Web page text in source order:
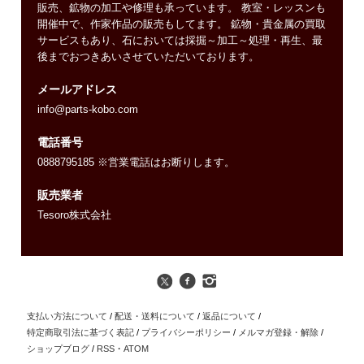
販売、鉱物の加工や修理も承っています。 教室・レッスンも
開催中で、作家作品の販売もしてます。 鉱物・貴金属の買取
サービスもあり、石においては採掘～加工～処理・再生、最
後までおつきあいさせていただいております。
メールアドレス
info@parts-kobo.com
電話番号
0888795185 ※営業電話はお断りします。
販売業者
Tesoro株式会社
支払い方法について / 配送・送料について / 返品について /
特定商取引法に基づく表記 / プライバシーポリシー / メルマガ登録・解除 /
ショップブログ / RSS ・ATOM